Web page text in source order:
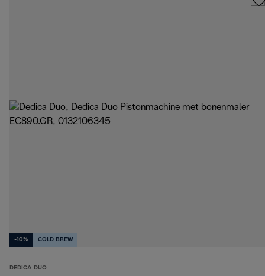
-10% COLD BREW
DEDICA DUO